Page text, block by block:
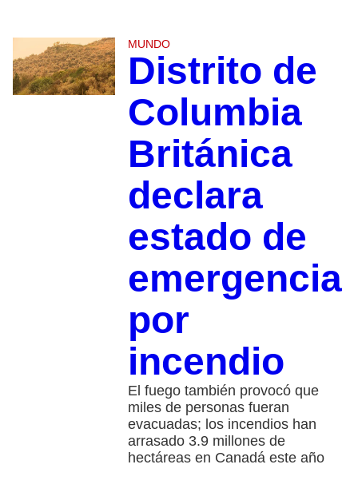
MUNDO
Distrito de
Columbia
Británica
declara
estado de
emergencia
por
incendio
El fuego también provocó que
miles de personas fueran
evacuadas; los incendios han
arrasado 3.9 millones de
hectáreas en Canadá este año